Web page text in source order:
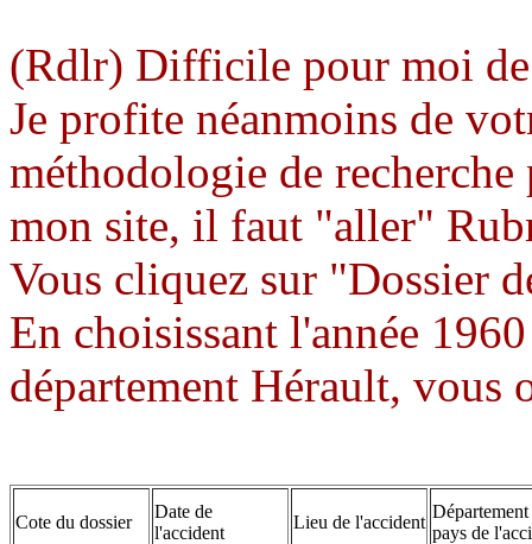
(Rdlr) Difficile pour moi de
Je profite néanmoins de
méthodologie de
mon site, il faut "aller"
Vous cliquez sur "Dossier
En choisissant l'année
département Hérault, vous
Cote du dossier
Date de
l'accident
Lieu de l'accident
Département
pays de